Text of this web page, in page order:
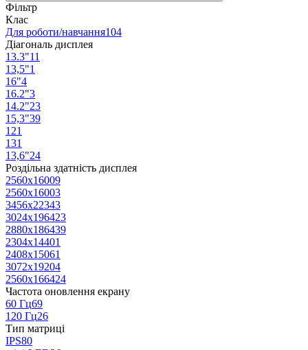
Фільтр
Клас
Для роботи/навчання104
Діагональ дисплея
13.3"11
13,5"1
16"4
16.2"3
14.2"23
15,3"39
121
131
13,6"24
Роздільна здатність дисплея
2560x16009
2560x16003
3456x22343
3024x196423
2880x186439
2304x14401
2408x15061
3072x19204
2560x166424
Частота оновлення екрану
60 Гц69
120 Гц26
Тип матриці
IPS80